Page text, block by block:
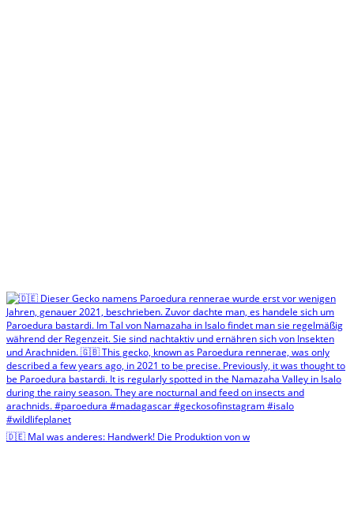
🇩🇪 Mal was anderes: Handwerk! Die Produktion von w